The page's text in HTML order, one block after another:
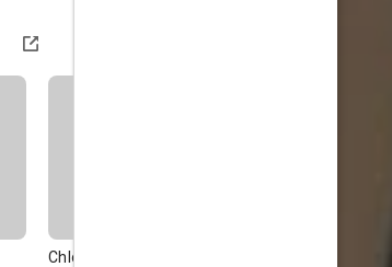
Chloe So Ho-